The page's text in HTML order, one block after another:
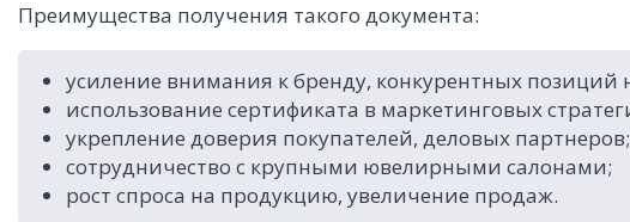
Преимущества получения такого документа:
усиление внимания к бренду, конкурентных позиций
использование сертификата в маркетинговых
укрепление доверия покупателей, деловых партнеров;
сотрудничество с крупными ювелирными салонами;
рост спроса на продукцию, увеличение продаж.